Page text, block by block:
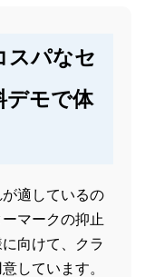
スパなセ
デモで体
が適しているの
マークの抑止
向けて、クラ
しています。